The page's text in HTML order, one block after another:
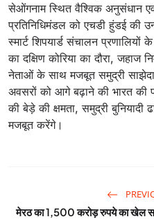
सेओंगनाम स्थित वैश्विक अनुसंधान
प्रतिनिधिमंडल को एचडी हुंडई की
स्मार्ट शिपयार्ड संचालन प्रणालियों
का दक्षिण कोरिया का दौरा, जहाज
नेताओं के साथ मजबूत समुद्री
अवसरों को आगे बढ़ाने की भारत की
की बेड़े की क्षमता, समुद्री बुनियादी
मजबूत करेंगे।
मेरठ का 1,500 करोड़ रुपये का खेल